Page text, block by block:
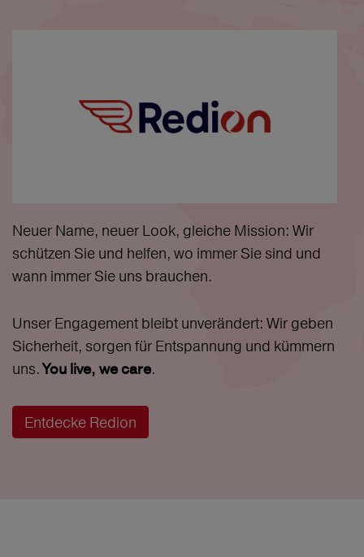
Neuer Name, neuer Look, gleiche Mission: Wir
schützen Sie und helfen, wo immer Sie sind und
wann immer Sie uns brauchen.
Unser Engagement bleibt unverändert: Wir geben
Sicherheit, sorgen für Entspannung und kümmern
uns.You live, we care.
Entdecke Redion